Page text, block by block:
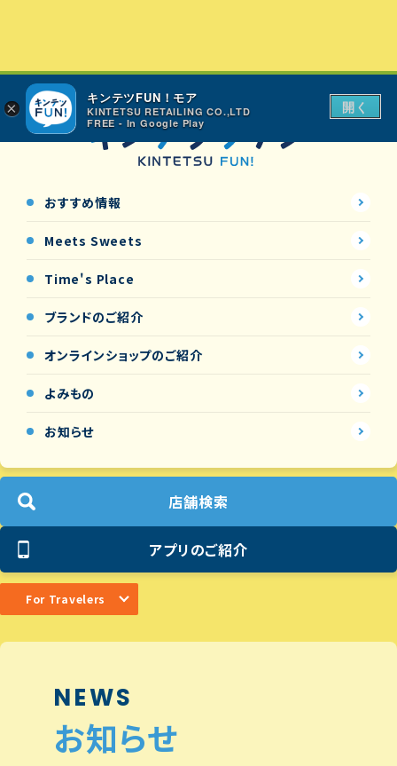
おすすめ情報
Meets Sweets
Time's Place
ブランドのご紹介
オンラインショップのご紹介
よみもの
お知らせ
店舗検索
アプリのご紹介
For Travelers
NEWS
お知らせ
×
キンテツFUN！モア
KINTETSU RETAILING CO.,LTD
FREE - In Google Play
開く